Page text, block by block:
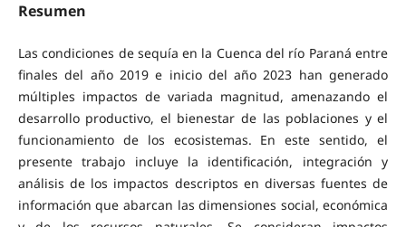
Resumen
Las condiciones de sequía en la Cuenca del río Paraná entre
finales del año 2019 e inicio del año 2023 han generado
múltiples impactos de variada magnitud, amenazando el
desarrollo productivo, el bienestar de las poblaciones y el
funcionamiento de los ecosistemas. En este sentido, el
presente trabajo incluye la identificación, integración y
análisis de los impactos descriptos en diversas fuentes de
información que abarcan las dimensiones social, económica